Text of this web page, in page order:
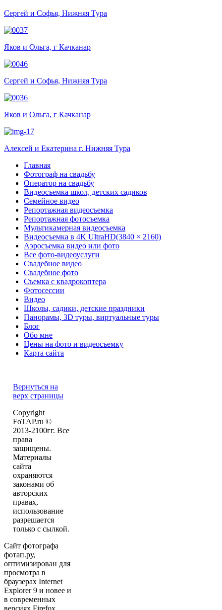
Сергей и Софья, Нижняя Тура
Яков и Ольга, г Качканар
Сергей и Софья, Нижняя Тура
Яков и Ольга, г Качканар
Алексей и Екатерина г. Нижняя Тура
Главная
Фотограф на свадьбу
Оператор на свадьбу
Видеосъемка школ, детских садиков
Семейное видео
Репортажная видеосъемка
Репортажная фотосъемка
Мультикамерная видеосъемка
Видеосъемка в 4K UltraHD(3840 × 2160)
Аэросъемка видео или фото
Все фото-видеоуслуги
Свадебное видео
Свадебное фото
Съемка с квадрокоптера
Фотосессии
Видео
Школы, садики, детские праздники
Панорамы, 3D туры, виртуальные туры
Блог
Обо мне
Цены на фото и видеосъемку
Карта сайта
Вернуться на
верх страницы
Copyright
FoTAP.ru ©
2013-2100гг. Все
права
защищены.
Материалы
сайта
охраняются
законами об
авторских
правах,
использование
разрешается
только с сылкой.
Сайт фотографа
фотап.ру,
оптимизирован для
просмотра в
браузерах Internet
Explorer 9 и новее и
в современных
версиях Firefox,